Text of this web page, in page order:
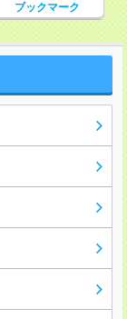
ブックマーク